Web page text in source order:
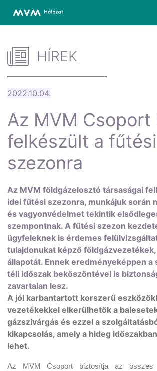
HÍREK
2022.10.04.
Az MVM Csoport
felkészült a fűtési
szezonra
Az MVM földgázelosztó társaságai
idei fűtési szezonra, munkájuk során
és vagyonvédelmet tekintik
szempontnak. A fűtési szezon
ügyfeleknek is érdemes
tulajdonukat képző
állapotát. Ennek eredményeképpen a
téli időszak beköszöntével is
zavartalan lesz.
A jól karbantartott korszerű
vezetékekkel elkerülhetők a
gázszivárgás és ezzel a
kikapcsolás, amely a hideg
lehet.
Az MVM Csoport biztosítja az összes